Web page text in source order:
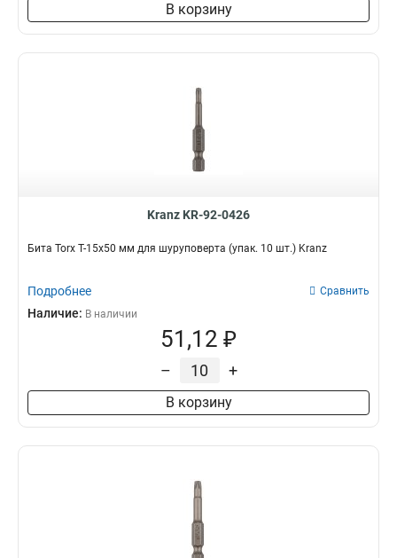
В корзину
Kranz KR-92-0426
Бита Torx T-15х50 мм для шуруповерта (упак. 10 шт.) Kranz
Подробнее Сравнить
Наличие: В наличии
51,12 ₽
– +
В корзину